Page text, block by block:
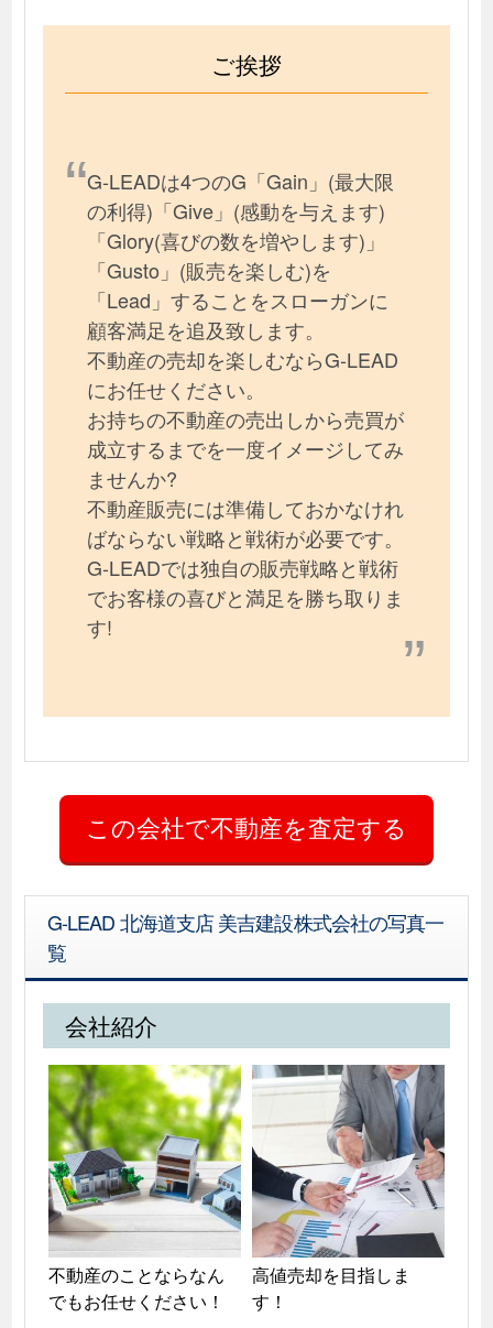
ご挨拶
G-LEADは4つのG「Gain」(最大限
の利得)「Give」(感動を与えます)
「Glory(喜びの数を増やします)」
「Gusto」(販売を楽しむ)を
「Lead」することをスローガンに
顧客満足を追及致します。
不動産の売却を楽しむならG-LEAD
にお任せください。
お持ちの不動産の売出しから売買が
成立するまでを一度イメージしてみ
ませんか?
不動産販売には準備しておかなけれ
ばならない戦略と戦術が必要です。
G-LEADでは独自の販売戦略と戦術
でお客様の喜びと満足を勝ち取りま
す!
G-LEAD 北海道支店 美吉建設株式会社の写真一
覧
会社紹介
不動産のことならなん
でもお任せください！
高値売却を目指しま
す！